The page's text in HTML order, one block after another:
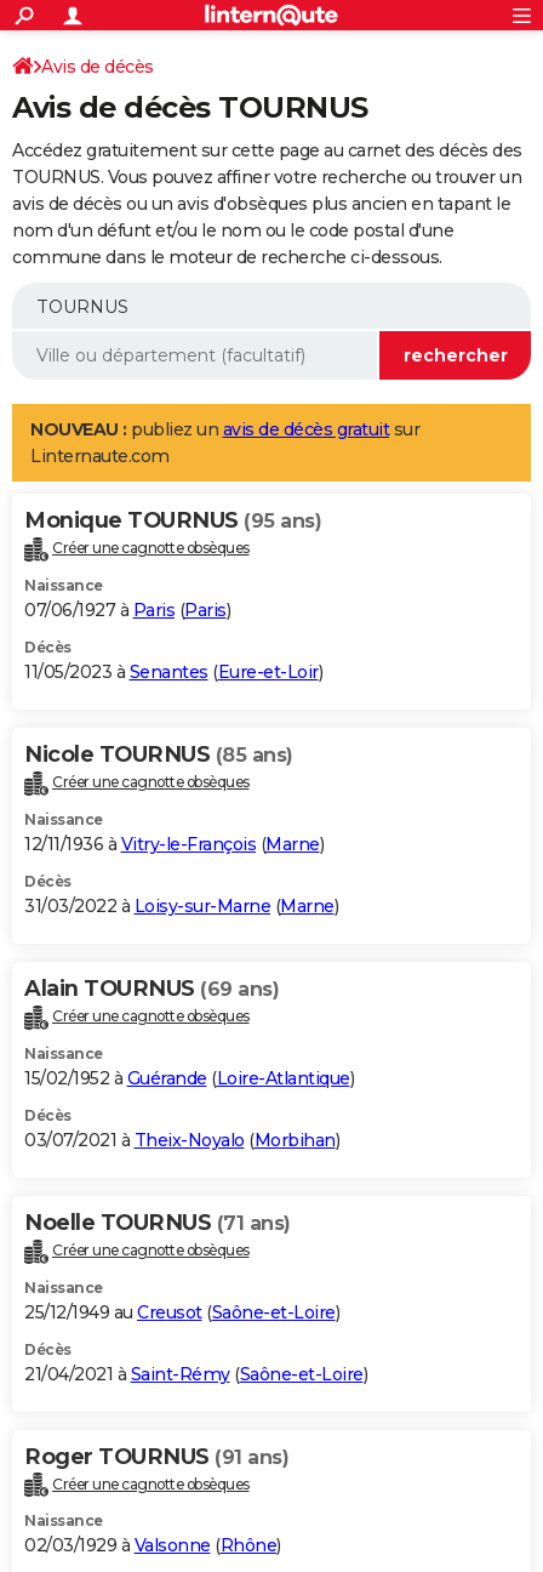
ACTUALITÉS
Politique
Société
Faits Divers
Education
Monde
Villes
+
SPORT
Coupe du monde 2026
Football
Tennis
Cyclisme
Rugby
Forum
Programme TV
TNT
Streaming
Cinéma
Sorties cinéma
Musique
+
FINANCE
Retraite
Epargne
Immobilier
Risques naturels par ville
Banque
Assurance
AUTO
Essais
Réserver un essai
Citadines
Berlines
SUV
Forum auto
+
Mobiles
Meilleur smartphone
Internet
Ordinateurs
Jeux vidéo
Guide high-tech
Aménagement intérieur
LIFESTYLE
Art de vivre
Bien-être
Loisirs
Mode
Modes de vie
Alimentation
Guide de la santé
Maladies
Médicaments
Sommeil
VOYAGE
Destinations
City break
Voyage nature
Voyage de noces
Forum
Climat
+PHOTO
GUIDES D'ACHAT
BONS PLANS
Carte de Noël
Carte Bonne année
Carte Saint-Valentin
Carte Pâques
Carte d'anniversaire
DICTIONNAIRE
Dictionnaire
Biographies
Citations
Expressions
Proverbes
PROGRAMME TV
S'inscrire
Se connecter
Lycées
Collèges
Primaires
Universités
Entreprises
Service militaire
Avis de recherche
AVIS DE DÉCÈS
Bricolage
Lifestyle
Culture
Sport
Auto
Television
Voyage
Cinema
Avis de décès
Avis de décès TOURNUS
Accédez gratuitement sur cette page au carnet des décès des
TOURNUS. Vous pouvez affiner votre recherche ou trouver un
avis de décès ou un avis d'obsèques plus ancien en tapant le
nom d'un défunt et/ou le nom ou le code postal d'une
commune dans le moteur de recherche ci-dessous.
NOUVEAU : publiez un avis de décès gratuitsur
Linternaute.com
Monique TOURNUS (95 ans)
Créer une cagnotte obsèques
Naissance
07/06/1927 à Paris (Paris)
Décès
11/05/2023 à Senantes (Eure-et-Loir)
Nicole TOURNUS (85 ans)
Créer une cagnotte obsèques
Naissance
12/11/1936 à Vitry-le-François (Marne)
Décès
31/03/2022 à Loisy-sur-Marne (Marne)
Alain TOURNUS (69 ans)
Créer une cagnotte obsèques
Naissance
15/02/1952 à Guérande (Loire-Atlantique)
Décès
03/07/2021 à Theix-Noyalo (Morbihan)
Noelle TOURNUS (71 ans)
Créer une cagnotte obsèques
Naissance
25/12/1949 au Creusot(Saône-et-Loire)
Décès
21/04/2021 à Saint-Rémy(Saône-et-Loire)
Roger TOURNUS (91 ans)
Créer une cagnotte obsèques
Naissance
02/03/1929 à Valsonne (Rhône)